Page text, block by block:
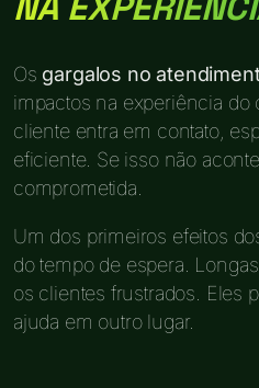
Os gargalos no
impactos na experiência do
cliente entra em contato,
eficiente. Se isso não
comprometida.
Um dos primeiros efeitos
do tempo de espera.
os clientes frustrados. Eles
ajuda em outro lugar.